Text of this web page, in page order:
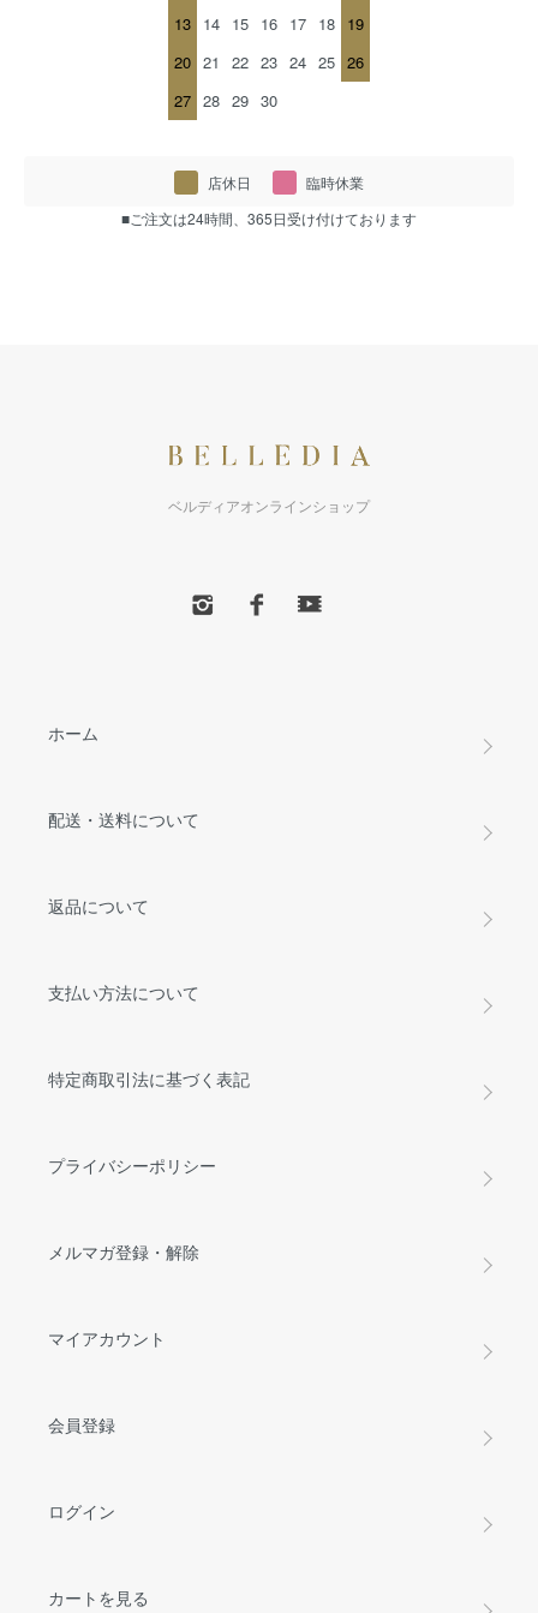
13 14 15 16 17 18 19
20 21 22 23 24 25 26
27 28 29 30
店休日
臨時休業
■ご注文は24時間、365日受け付けております
ベルディアオンラインショップ
ホーム
配送・送料について
返品について
支払い方法について
特定商取引法に基づく表記
プライバシーポリシー
メルマガ登録・解除
マイアカウント
会員登録
ログイン
カートを見る